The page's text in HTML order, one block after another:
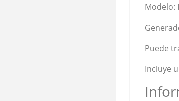
Modelo:
Puede
Incluye